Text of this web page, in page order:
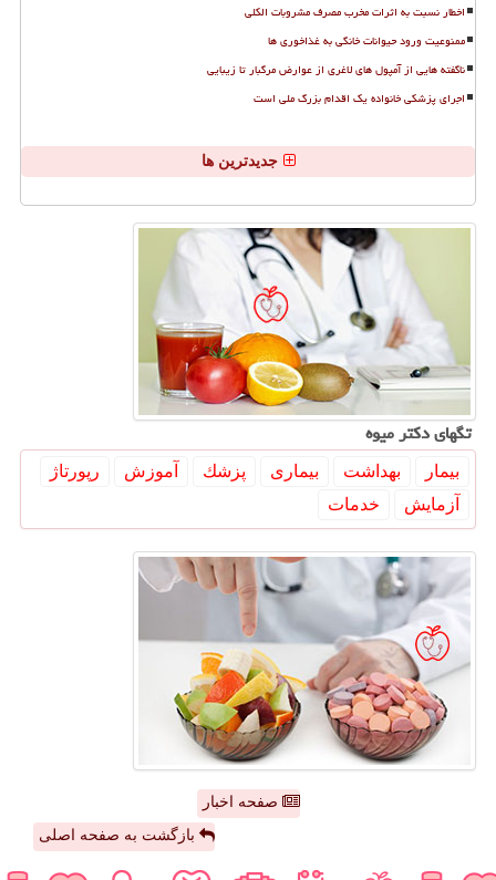
اخطار نسبت به اثرات مخرب مصرف مشروبات الکلی
ممنوعیت ورود حیوانات خانگی به غذاخوری ها
ناگفته هایی از آمپول های لاغری از عوارض مرگبار تا زیبایی
اجرای پزشکی خانواده یک اقدام بزرگ ملی است
جدیدترین ها
تگهای دكتر میوه
بیمار بهداشت بیماری پزشك آموزش
رپورتاژ
آزمایش
خدمات
صفحه اخبار
بازگشت به صفحه اصلی